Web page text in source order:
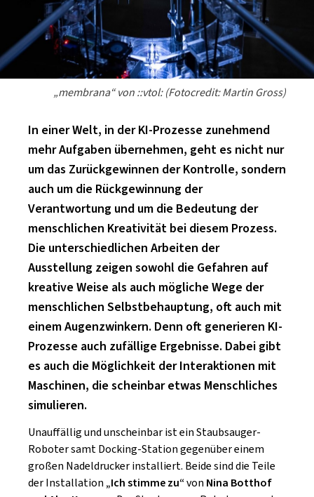
CAFÉ WOLF
POSTGARAGE
KUNSTGARTEN
KRISTALLWERK
GOLD & PECH THEATER
HARD & HEAVY
SINGER-SONGWRITER
VOLKSMUSIK
KULTURLAND STEIERMARK
„membrana“ von ::vtol: (Fotocredit: Martin Gross)
In einer Welt, in der KI-Prozesse zunehmend
mehr Aufgaben übernehmen, geht es nicht nur
um das Zurückgewinnen der Kontrolle, sondern
auch um die Rückgewinnung der
Verantwortung und um die Bedeutung der
menschlichen Kreativität bei diesem Prozess.
Die unterschiedlichen Arbeiten der
Ausstellung zeigen sowohl die Gefahren auf
kreative Weise als auch mögliche Wege der
menschlichen Selbstbehauptung, oft auch mit
einem Augenzwinkern. Denn oft generieren KI-
Prozesse auch zufällige Ergebnisse. Dabei gibt
es auch die Möglichkeit der Interaktionen mit
Maschinen, die scheinbar etwas Menschliches
simulieren.
Unauffällig und unscheinbar ist ein Staubsauger-
Roboter samt Docking-Station gegenüber einem
großen Nadeldrucker installiert. Beide sind die Teile
der Installation„Ich stimme zu“von Nina Botthof